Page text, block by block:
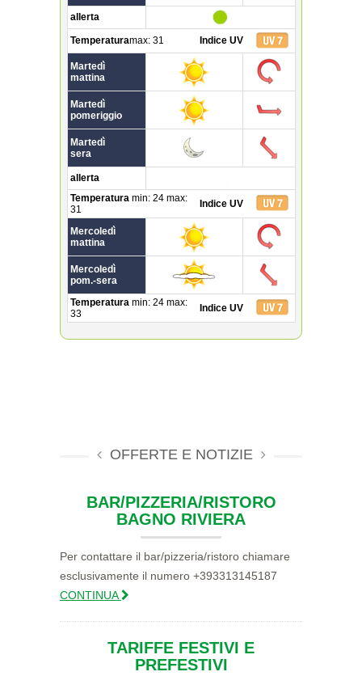
OFFERTE E NOTIZIE
BAR/PIZZERIA/RISTORO
BAGNO RIVIERA
Per contattare il bar/pizzeria/ristoro chiamare
esclusivamente il numero +393313145187
CONTINUA
TARIFFE FESTIVI E
PREFESTIVI